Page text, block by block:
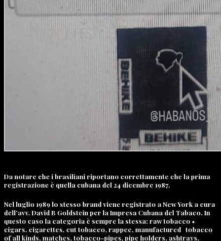
Da notare che i brasiliani riportano correttamente che la prima
registrazione è quella cubana del 24 dicembre 1987.
Nel luglio 1989 lo stesso brand viene registrato a New York a cura
dell’avv. David B Goldstein per la Impresa Cubana del Tabaco. In
questo caso la categoria è sempre la stessa: raw tobacco •
cigars, cigarettes, cut tobacco, rappee, manufactured tobacco
of all kinds, matches, tobacco-pipes, pipe holders, ashtrays,